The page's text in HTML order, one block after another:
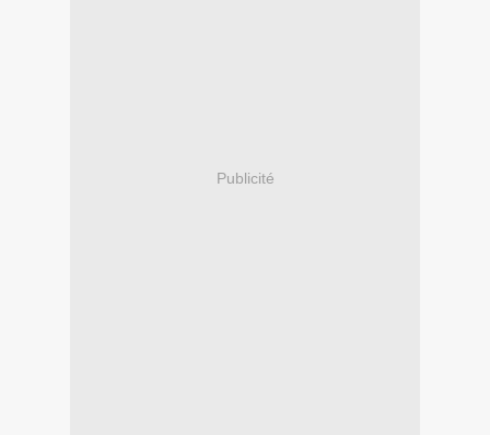
Publicité